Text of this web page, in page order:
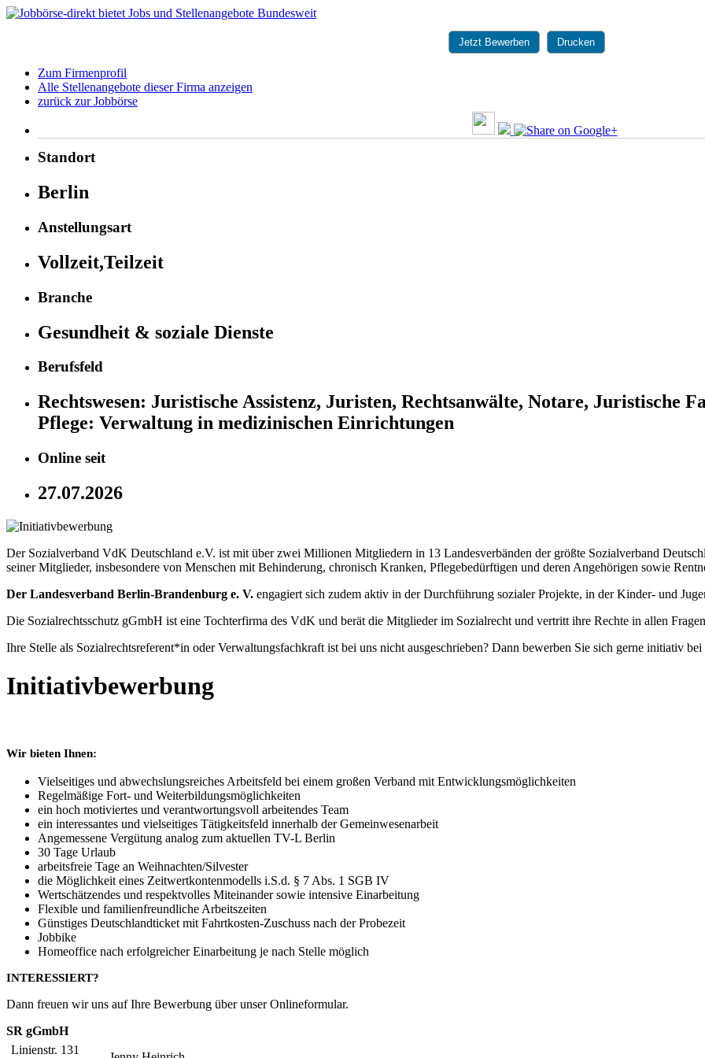
Jetzt Bewerben Drucken
Zum Firmenprofil
Alle Stellenangebote dieser Firma anzeigen
zurück zur Jobbörse
Standort
Berlin
Anstellungsart
Vollzeit,Teilzeit
Branche
Gesundheit & soziale Dienste
Berufsfeld
Rechtswesen: Juristische Assistenz, Juristen, Rechtsanwälte, Notare, Juristische
Pflege: Verwaltung in medizinischen Einrichtungen
Online seit
27.07.2026
Der Sozialverband VdK Deutschland e.V. ist mit über zwei Millionen Mitgliedern in 13 Landesverbänden der größte Sozialverband
seiner Mitglieder, insbesondere von Menschen mit Behinderung, chronisch Kranken, Pflegebedürftigen und deren Angehörigen sowie
Der Landesverband Berlin-Brandenburg e. V. engagiert sich zudem aktiv in der Durchführung sozialer Projekte, in der Kinder- und
Die Sozialrechtsschutz gGmbH ist eine Tochterfirma des VdK und berät die Mitglieder im Sozialrecht und vertritt ihre Rechte in allen
Ihre Stelle als Sozialrechtsreferent*in oder Verwaltungsfachkraft ist bei uns nicht ausgeschrieben? Dann bewerben Sie sich gerne initiativ
Initiativbewerbung
Wir bieten Ihnen:
Vielseitiges und abwechslungsreiches Arbeitsfeld bei einem großen Verband mit Entwicklungsmöglichkeiten
Regelmäßige Fort- und Weiterbildungsmöglichkeiten
ein hoch motiviertes und verantwortungsvoll arbeitendes Team
ein interessantes und vielseitiges Tätigkeitsfeld innerhalb der Gemeinwesenarbeit
Angemessene Vergütung analog zum aktuellen TV-L Berlin
30 Tage Urlaub
arbeitsfreie Tage an Weihnachten/Silvester
die Möglichkeit eines Zeitwertkontenmodells i.S.d. § 7 Abs. 1 SGB IV
Wertschätzendes und respektvolles Miteinander sowie intensive Einarbeitung
Flexible und familienfreundliche Arbeitszeiten
Günstiges Deutschlandticket mit Fahrtkosten-Zuschuss nach der Probezeit
Jobbike
Homeoffice nach erfolgreicher Einarbeitung je nach Stelle möglich
INTERESSIERT?
Dann freuen wir uns auf Ihre Bewerbung über unser Onlineformular.
SR gGmbH
Linienstr. 131